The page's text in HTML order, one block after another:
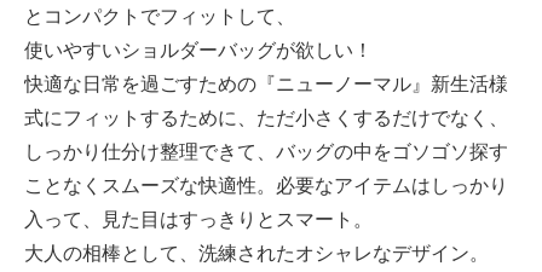
とコンパクトでフィットして、
使いやすいショルダーバッグが欲しい！
快適な日常を過ごすための『ニューノーマル』新生活様
式にフィットするために、ただ小さくするだけでなく、
しっかり仕分け整理できて、バッグの中をゴソゴソ探す
ことなくスムーズな快適性。必要なアイテムはしっかり
入って、見た目はすっきりとスマート。
大人の相棒として、洗練されたオシャレなデザイン。